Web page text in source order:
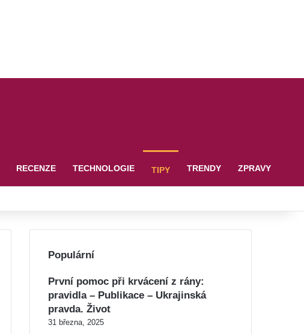
RECENZE TECHNOLOGIE TIPY TRENDY ZPRAVY
Populární
První pomoc při krvácení z rány:
pravidla – Publikace – Ukrajinská
pravda. Život
31 března, 2025